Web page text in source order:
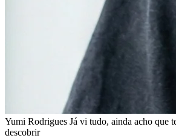
Yumi Rodrigues Já vi tudo, ainda acho que
descobrir